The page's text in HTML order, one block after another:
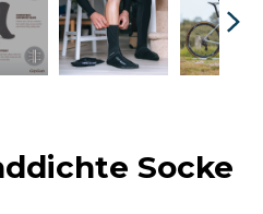
Socke